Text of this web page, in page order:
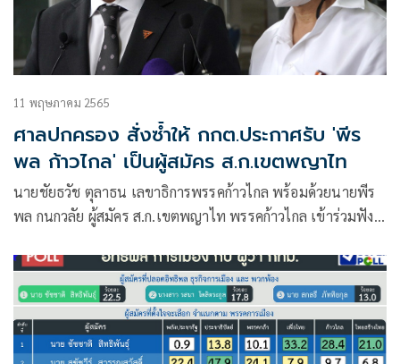
11 พฤษภาคม 2565
ศาลปกครอง สั่งซ้ำให้ กกต.ประกาศรับ 'พีร
พล ก้าวไกล' เป็นผู้สมัคร ส.ก.เขตพญาไท
นายชัยธวัช ตุลาธน เลขาธิการพรรคก้าวไกล พร้อมด้วยนายพีร
พล กนกวลัย ผู้สมัคร ส.ก.เขตพญาไท พรรคก้าวไกล เข้าร่วมฟัง
สั่งศาล ไม่ประชาสัมพันธ์ชื่อ-เบอร์